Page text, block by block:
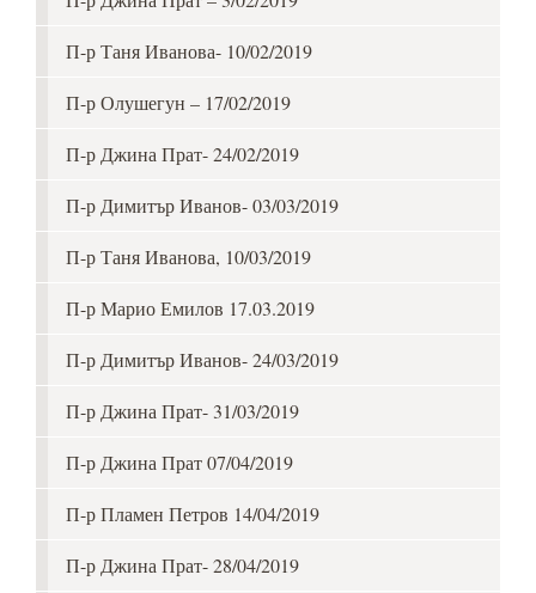
П-р Таня Иванова- 10/02/2019
П-р Олушегун – 17/02/2019
П-р Джина Прат- 24/02/2019
П-р Димитър Иванов- 03/03/2019
П-р Таня Иванова, 10/03/2019
П-р Марио Емилов 17.03.2019
П-р Димитър Иванов- 24/03/2019
П-р Джина Прат- 31/03/2019
П-р Джина Прат 07/04/2019
П-р Пламен Петров 14/04/2019
П-р Джина Прат- 28/04/2019